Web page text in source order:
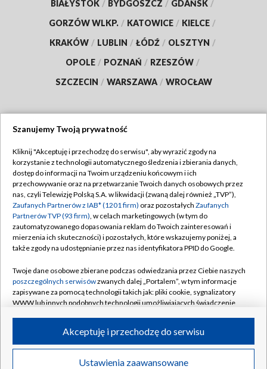
BIAŁYSTOK / BYDGOSZCZ / GDAŃSK /
GORZÓW WLKP. / KATOWICE / KIELCE /
KRAKÓW / LUBLIN / ŁÓDŹ / OLSZTYN /
OPOLE / POZNAŃ / RZESZÓW /
SZCZECIN / WARSZAWA / WROCŁAW
TVP
Abonament TVP
Emisja w TVP
Centrum informacji TVP
Naziemna Telewizja Cyfrowa
Rada Programowa
System NOS
Informacje o nadawcy
Program dla prasy
Regulamin TVP
Polityka prywatności
Moje zgody
Pomoc
Kontakt
Kanały
©2026 Telewizja Polska S.A. w likwidacji
Szanujemy Twoją prywatność
Kliknij "Akceptuję i przechodzę do serwisu", aby wyrazić zgody na
korzystanie z technologii automatycznego śledzenia i zbierania danych,
dostęp do informacji na Twoim urządzeniu końcowym i ich
przechowywanie oraz na przetwarzanie Twoich danych osobowych przez
nas, czyli Telewizję Polską S.A. w likwidacji (zwaną dalej również „TVP”),
Zaufanych Partnerów z IAB* (1201 firm) oraz pozostałych Zaufanych
Partnerów TVP (93 firm), w celach marketingowych (w tym do
zautomatyzowanego dopasowania reklam do Twoich zainteresowań i
mierzenia ich skuteczności) i pozostałych, które wskazujemy poniżej, a
także zgody na udostępnianie przez nas identyfikatora PPID do Google.
Twoje dane osobowe zbierane podczas odwiedzania przez Ciebie naszych
poszczególnych serwisówzwanych dalej „Portalem”, w tym informacje
zapisywane za pomocą technologii takich jak: pliki cookie, sygnalizatory
WWW lub innych podobnych technologii umożliwiających świadczenie
ruchu w Internecie.
Twoje dane osobowe zbierane podczas odwiedzania przez Ciebie
Ustawienia zaawansowane
Akceptuję i przechodzę do serwisu